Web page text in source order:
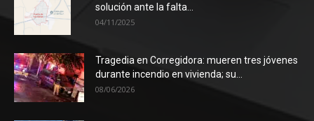
solución ante la falta...
04/11/2025
Tragedia en Corregidora: mueren tres jóvenes
durante incendio en vivienda; su...
08/06/2026